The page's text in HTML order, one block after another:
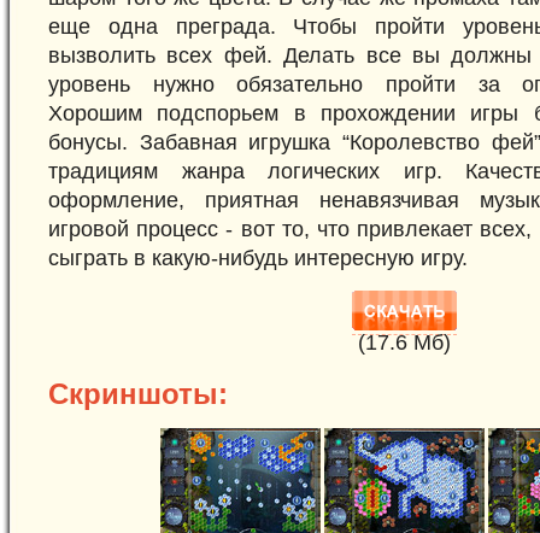
еще одна преграда. Чтобы пройти
вызволить всех фей. Делать все вы должны
уровень нужно обязательно пройти за
Хорошим подспорьем в прохождении игры
бонусы. Забавная игрушка “Королевство
традициям жанра логических игр.
оформление, приятная ненавязчивая
игровой процесс - вот то, что привлекает всех,
сыграть в какую-нибудь интересную игру.
(17.6 Mб)
Скриншоты: